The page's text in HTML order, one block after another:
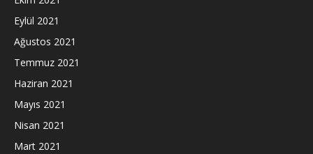
Eylül 2021
Ağustos 2021
Temmuz 2021
Haziran 2021
Mayıs 2021
Nisan 2021
Mart 2021